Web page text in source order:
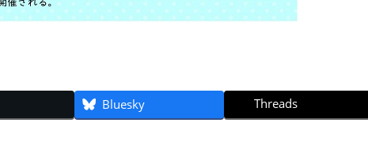
Bluesky Threads